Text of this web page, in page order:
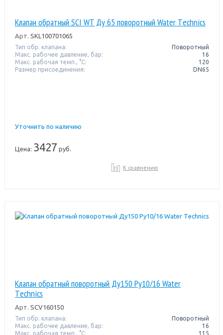
Клапан обратный SCI WT Ду 65 поворотный Water Тechnics
Арт. SKL100701065
Тип обр. клапана:
Поворотный
Макс. рабочее давление, бар:
16
Макс. рабочая темп., °С:
120
Размер присоединения:
DN65
Уточнить по наличию
Цена: 3427 руб.
К сравнению
Клапан обратный поворотный Ду150 Pу10/16 Water
Тechnics
Арт. SCV160150
Тип обр. клапана:
Поворотный
Макс. рабочее давление, бар:
16
Макс. рабочая темп., °С:
115